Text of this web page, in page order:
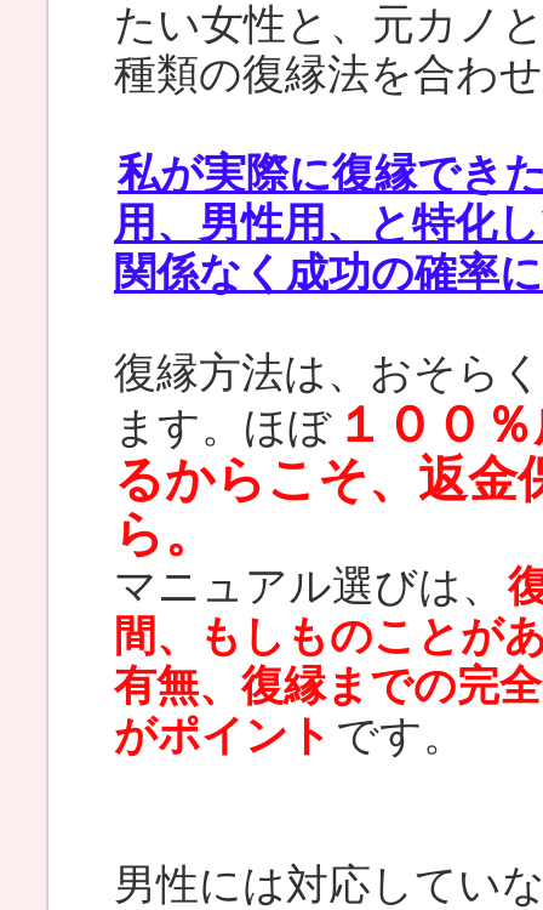
たい女性と、元カノ
種類の復縁法を合わ
私が実際に復縁でき
用、男性用、と特化
関係なく成功の確率
復縁方法は、おそら
ます。ほぼ １００
るからこそ、返金
ら。
マニュアル選びは、
間、もしものことが
有無、復縁までの完
がポイント です。
男性には対応してい